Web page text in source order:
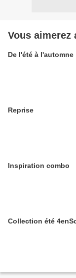
Vous aimerez
De l'été à l'automne
Reprise
Inspiration combo
Collection été